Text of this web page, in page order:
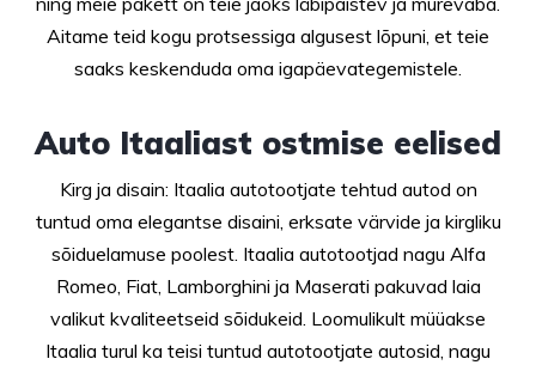
Aitame teid kogu protsessiga algusest lõpuni, et teie
saaks keskenduda oma igapäevategemistele.
Auto Itaaliast ostmise eelised
Kirg ja disain: Itaalia autotootjate tehtud autod on
tuntud oma elegantse disaini, erksate värvide ja kirgliku
sõiduelamuse poolest. Itaalia autotootjad nagu Alfa
Romeo, Fiat, Lamborghini ja Maserati pakuvad laia
valikut kvaliteetseid sõidukeid. Loomulikult müüakse
Itaalia turul ka teisi tuntud autotootjate autosid, nagu